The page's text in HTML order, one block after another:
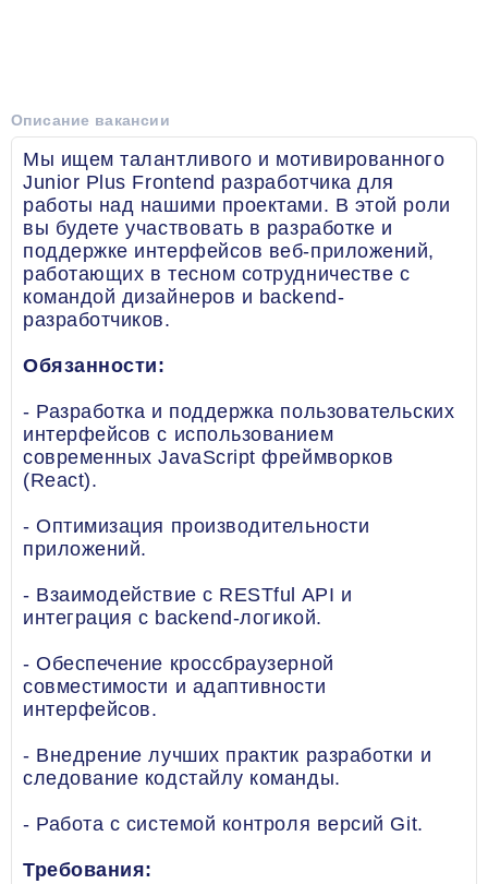
Описание вакансии
Мы ищем талантливого и мотивированного
Junior Plus Frontend разработчика для
работы над нашими проектами. В этой роли
вы будете участвовать в разработке и
поддержке интерфейсов веб-приложений,
работающих в тесном сотрудничестве с
командой дизайнеров и backend-
разработчиков.
Обязанности:
- Разработка и поддержка пользовательских
интерфейсов с использованием
современных JavaScript фреймворков
(React).
- Оптимизация производительности
приложений.
- Взаимодействие с RESTful API и
интеграция с backend-логикой.
- Обеспечение кроссбраузерной
совместимости и адаптивности
интерфейсов.
- Внедрение лучших практик разработки и
следование кодстайлу команды.
- Работа с системой контроля версий Git.
Требования: